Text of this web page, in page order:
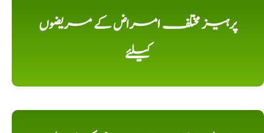
پرہیز مختلف امراض کے مریضوں
کیلئے